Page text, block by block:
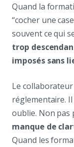
Quand la
“cocher une
souvent ce qui
trop
imposés sans
Le
réglementaire.
oublie. Non pas
manque de
Quand les